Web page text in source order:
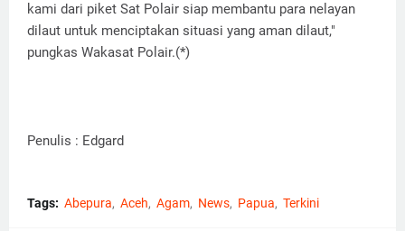
kami dari piket Sat Polair siap membantu para nelayan
dilaut untuk menciptakan situasi yang aman dilaut,"
pungkas Wakasat Polair.(*)
Penulis : Edgard
Tags: Abepura Aceh Agam News Papua Terkini